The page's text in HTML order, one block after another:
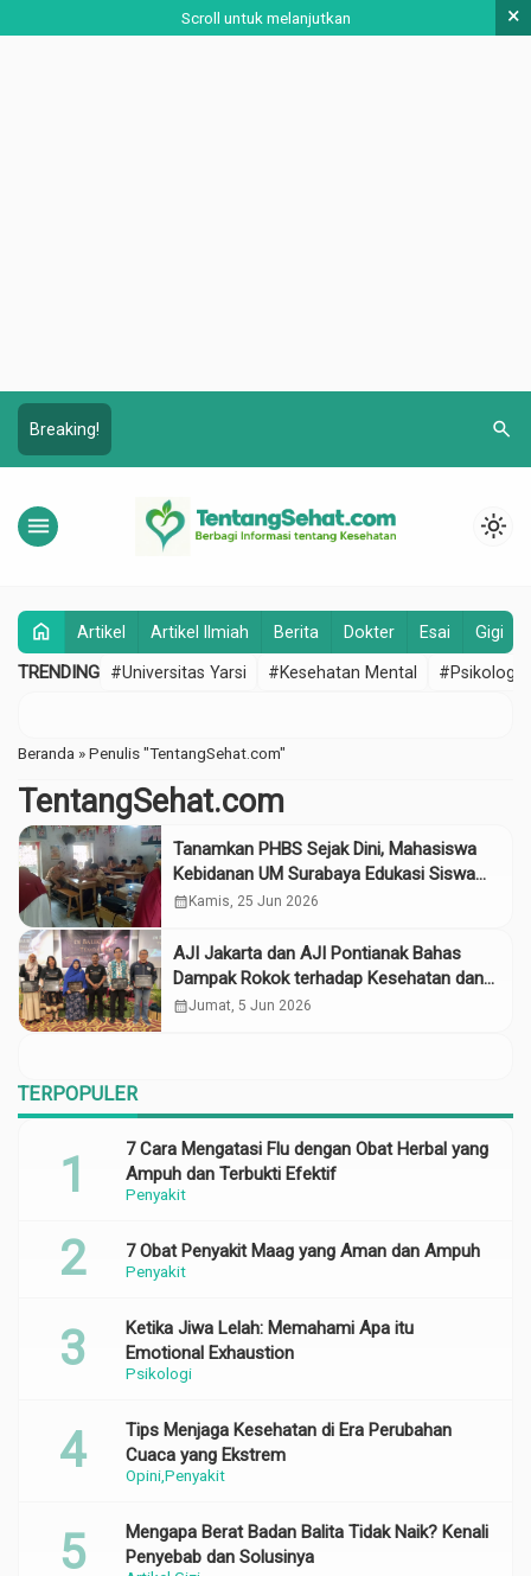
Scroll untuk melanjutkan ×
Breaking! search
menu light_mode
home Artikel Artikel Ilmiah Berita Dokter Esai Gigi
TRENDING #Universitas Yarsi #Kesehatan Mental #Psikologi
Beranda »Penulis "TentangSehat.com"
TentangSehat.com
Tanamkan PHBS Sejak Dini, Mahasiswa
Kebidanan UM Surabaya Edukasi Siswa
SD Bahreisy
calendar_month Kamis, 25 Jun 2026
AJI Jakarta dan AJI Pontianak Bahas
Dampak Rokok terhadap Kesehatan dan
Ekonomi Lewat Film “Di Balik Ilusi
calendar_monthJumat, 5 Jun 2026
TERPOPULER
Penyakit
7 Cara Mengatasi Flu dengan Obat Herbal yang
Ampuh dan Terbukti Efektif
Penyakit
7 Obat Penyakit Maag yang Aman dan Ampuh
Psikologi
Ketika Jiwa Lelah: Memahami Apa itu
Emotional Exhaustion
OpiniPenyakit
Tips Menjaga Kesehatan di Era Perubahan
Cuaca yang Ekstrem
Mengapa Berat Badan Balita Tidak Naik? Kenali
Penyebab dan Solusinya